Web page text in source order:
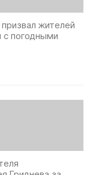
жителей
с погодными